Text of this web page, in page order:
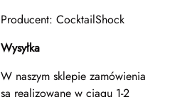
Producent: CocktailShock
Wysyłka
W naszym sklepie zamówienia
są realizowane w ciagu 1-2